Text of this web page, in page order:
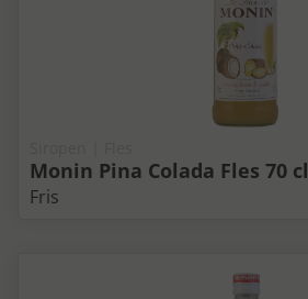
Monin Pina Colada Fles 70 cl
Fris